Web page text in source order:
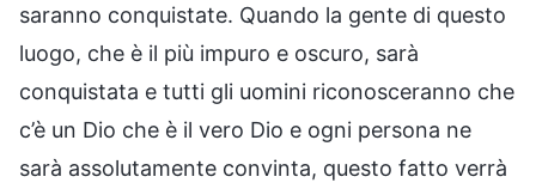
saranno conquistate. Quando la gente di questo
luogo, che è il più impuro e oscuro, sarà
conquistata e tutti gli uomini riconosceranno che
c’è un Dio che è il vero Dio e ogni persona ne
sarà assolutamente convinta, questo fatto verrà